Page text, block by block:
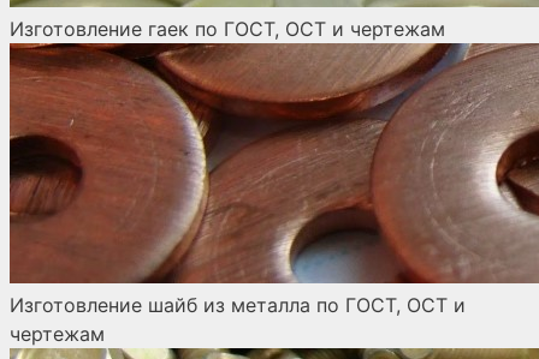
Изготовление гаек по ГОСТ, ОСТ и чертежам
Изготовление шайб из металла по ГОСТ, ОСТ и
чертежам